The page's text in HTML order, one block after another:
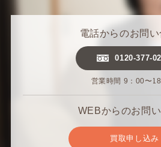
電話からのお問
0120-377-
営業時間 9：00〜
WEBからのお問
買取申し込み